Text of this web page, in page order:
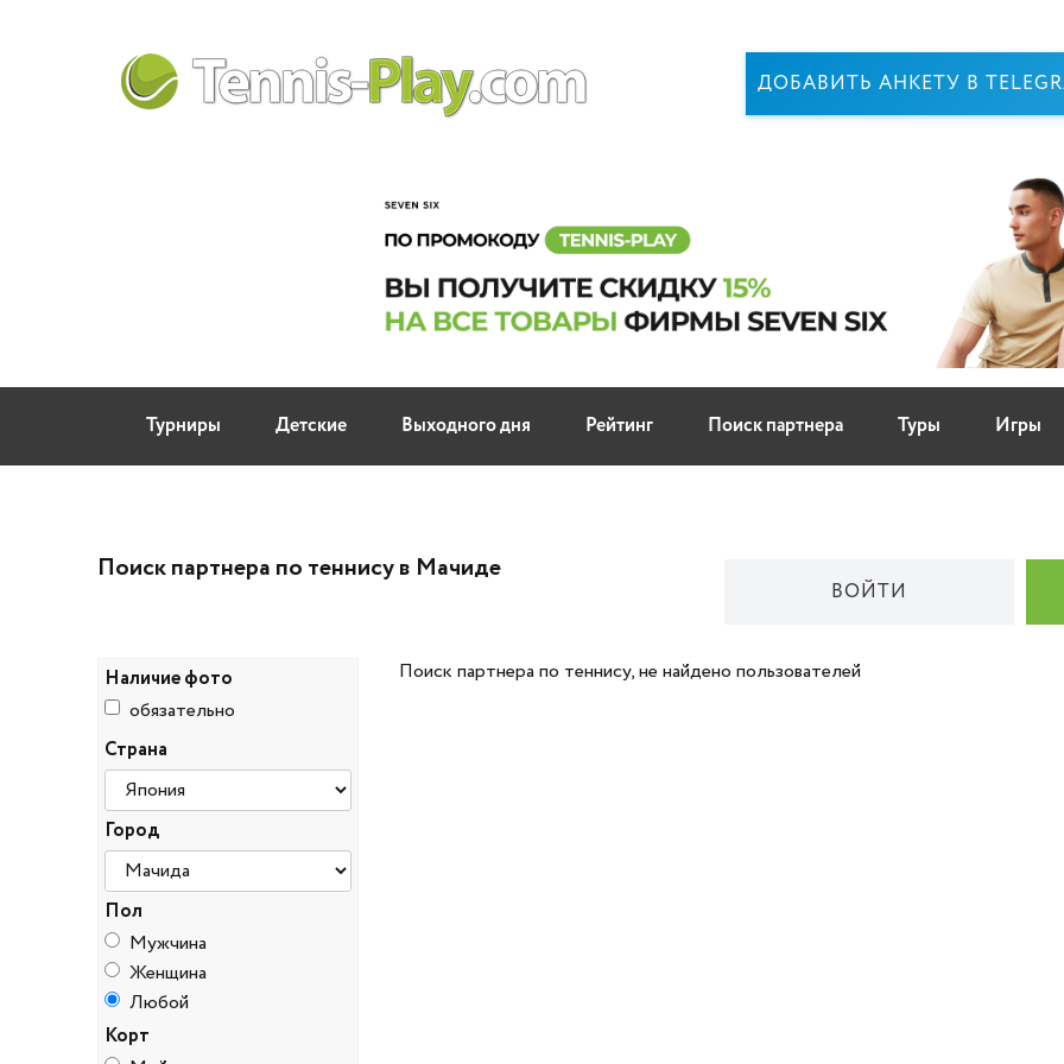
ДОБАВИТЬ АНКЕТУ В
Турниры Детские Выходного дня Рейтинг Поиск партнера Туры Игры
Поиск партнера по теннису в Мачиде
ВОЙТИ
Наличие фото
обязательно
Страна
Город
Пол
Мужчина
Женщина
Любой
Корт
Поиск партнера по теннису, не найдено пользователей